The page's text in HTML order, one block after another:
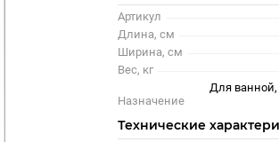
Артикул
Длина, см
Ширина, см
Вес, кг
Назначение
Для ванной,
Технические